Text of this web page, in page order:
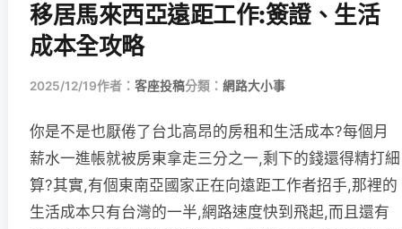
移居馬來西亞遠距工作:簽證、生活
成本全攻略
2025/12/19作者： 客座投稿分類： 網路大小事
你是不是也厭倦了台北高昂的房租和生活成本?每個月
薪水一進帳就被房東拿走三分之一,剩下的錢還得精打細
算?其實,有個東南亞國家正在向遠距工作者招手,那裡的
生活成本只有台灣的一半,網路速度快到飛起,而且還有